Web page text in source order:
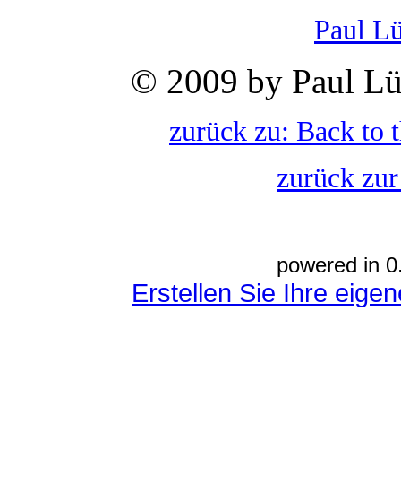
Paul
© 2009 by Paul
zurück zu: Back to
zurück
powered in
Erstellen Sie Ihre